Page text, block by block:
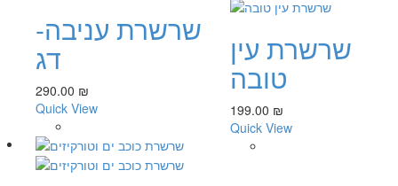
שרשרת עין
טובה
199.00 ₪
Quick View
שרשרת עניבה-
דג
290.00 ₪
Quick View